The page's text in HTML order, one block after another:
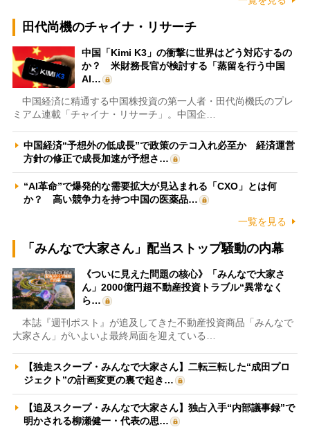
田代尚機のチャイナ・リサーチ
中国「Kimi K3」の衝撃に世界はどう対応するの
か？ 米財務長官が検討する「蒸留を行う中国
AI…
中国経済に精通する中国株投資の第一人者・田代尚機氏のプレ
ミアム連載「チャイナ・リサーチ」。中国企…
中国経済“予想外の低成長”で政策のテコ入れ必至か 経済運営
方針の修正で成長加速が予想さ…
“AI革命”で爆発的な需要拡大が見込まれる「CXO」とは何
か？ 高い競争力を持つ中国の医薬品…
一覧を見る
「みんなで大家さん」配当ストップ騒動の内幕
《ついに見えた問題の核心》「みんなで大家さ
ん」2000億円超不動産投資トラブル“異常なく
ら…
本誌『週刊ポスト』が追及してきた不動産投資商品「みんなで
大家さん」がいよいよ最終局面を迎えている…
【独走スクープ・みんなで大家さん】二転三転した“成田プロ
ジェクト”の計画変更の裏で起き…
【追及スクープ・みんなで大家さん】独占入手“内部議事録”で
明かされる柳瀬健一・代表の思…